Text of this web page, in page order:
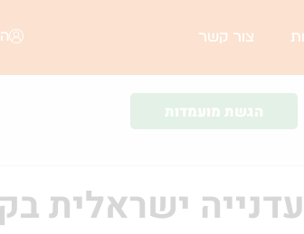
צור קשר
הגשת מועמדות
ישראלית